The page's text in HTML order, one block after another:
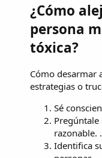
¿Cómo
persona
tóxica?
Cómo desarmar
estrategias o
Sé
Pregúntale
razonable.
Identifica